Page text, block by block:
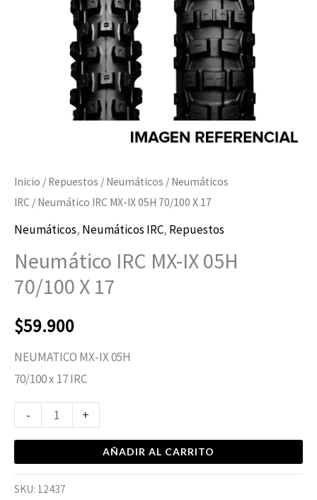
Inicio / Repuestos / Neumáticos / Neumáticos
IRC / Neumático IRC MX-IX 05H 70/100 X 17
Neumáticos, Neumáticos IRC, Repuestos
Neumático IRC MX-IX 05H
70/100 X 17
$59.900
NEUMATICO MX-IX 05H
70/100 x 17 IRC
- +
AÑADIR AL CARRITO
SKU: 12437